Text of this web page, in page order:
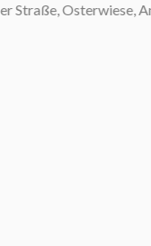
Osterwiese, Am